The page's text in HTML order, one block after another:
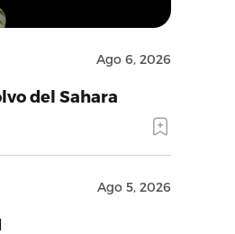
Ago 6, 2026
del Sahara
Ago 5, 2026